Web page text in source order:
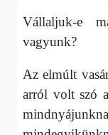
Vállaljuk-e
vagyunk?
Az elmúlt
arról volt szó